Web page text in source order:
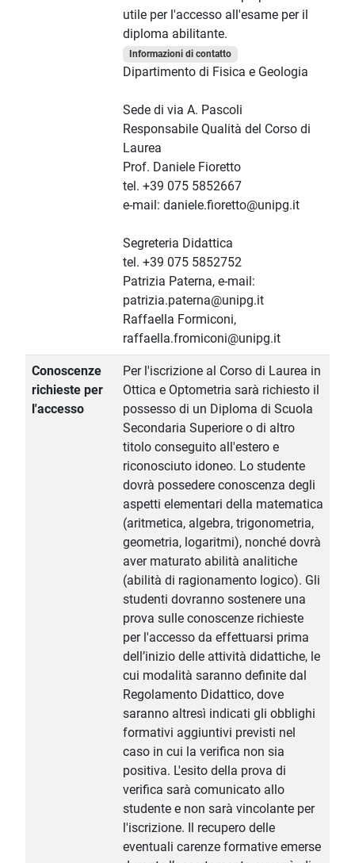
utile per l'accesso all'esame per il
diploma abilitante.
Informazioni di contatto
Dipartimento di Fisica e Geologia
Sede di via A. Pascoli
Responsabile Qualità del Corso di
Laurea
Prof. Daniele Fioretto
tel. +39 075 5852667
e-mail: daniele.fioretto@unipg.it
Segreteria Didattica
tel. +39 075 5852752
Patrizia Paterna, e-mail:
patrizia.paterna@unipg.it
Raffaella Formiconi,
raffaella.fromiconi@unipg.it
Conoscenze
richieste per
l'accesso
Per l'iscrizione al Corso di Laurea in
Ottica e Optometria sarà richiesto il
possesso di un Diploma di Scuola
Secondaria Superiore o di altro
titolo conseguito all'estero e
riconosciuto idoneo. Lo studente
dovrà possedere conoscenza degli
aspetti elementari della matematica
(aritmetica, algebra, trigonometria,
geometria, logaritmi), nonché dovrà
aver maturato abilità analitiche
(abilità di ragionamento logico). Gli
studenti dovranno sostenere una
prova sulle conoscenze richieste
per l'accesso da effettuarsi prima
dell’inizio delle attività didattiche, le
cui modalità saranno definite dal
Regolamento Didattico, dove
saranno altresì indicati gli obblighi
formativi aggiuntivi previsti nel
caso in cui la verifica non sia
positiva. L'esito della prova di
verifica sarà comunicato allo
studente e non sarà vincolante per
l'iscrizione. Il recupero delle
eventuali carenze formative emerse